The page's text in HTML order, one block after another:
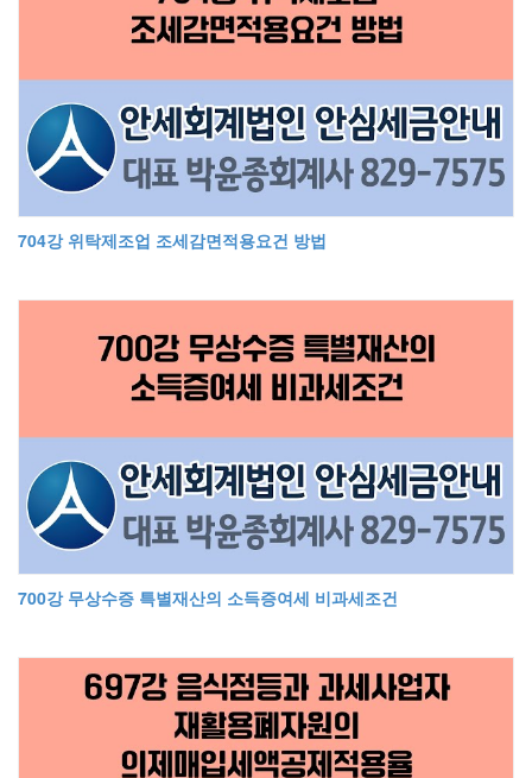
704강 위탁제조업 조세감면적용요건 방법
700강 무상수증 특별재산의 소득증여세 비과세조건